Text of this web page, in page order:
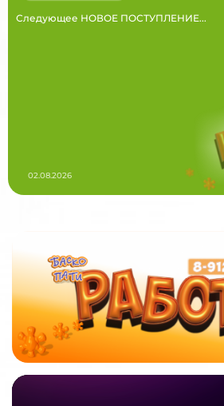
Следующее НОВОЕ ПОСТУПЛЕНИЕ...
02.08.2026